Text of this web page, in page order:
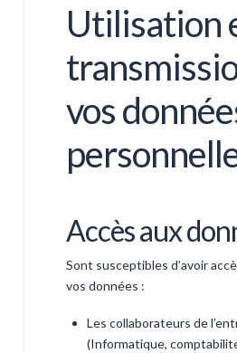
Utilisation
vos
Accès aux
Sont susceptibles d’avoir
vos données :
Les collaborateurs de
(Informatique,